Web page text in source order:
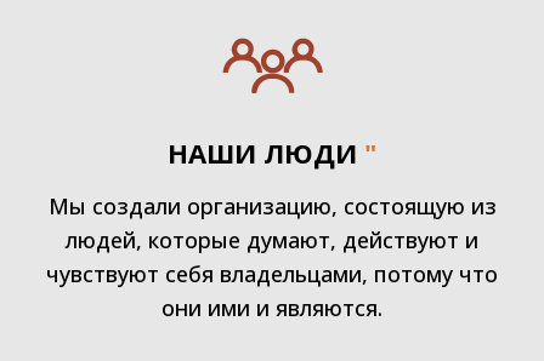
НАШИ ЛЮДИ "
Мы создали организацию, состоящую из
людей, которые думают, действуют и
чувствуют себя владельцами, потому что
они ими и являются.